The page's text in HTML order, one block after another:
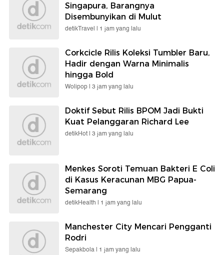
Singapura, Barangnya
Disembunyikan di Mulut
detikTravel | 1 jam yang lalu
Corkcicle Rilis Koleksi Tumbler Baru,
Hadir dengan Warna Minimalis
hingga Bold
Wolipop | 3 jam yang lalu
Doktif Sebut Rilis BPOM Jadi Bukti
Kuat Pelanggaran Richard Lee
detikHot | 3 jam yang lalu
Menkes Soroti Temuan Bakteri E Coli
di Kasus Keracunan MBG Papua-
Semarang
detikHealth | 1 jam yang lalu
Manchester City Mencari Pengganti
Rodri
Sepakbola | 1 jam yang lalu